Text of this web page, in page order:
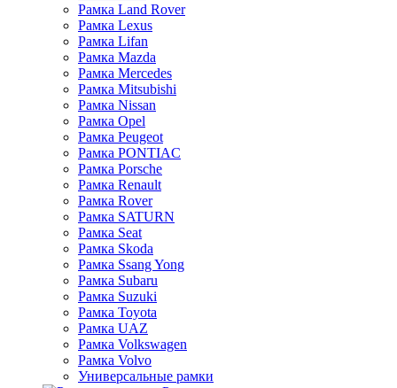
Рамка Land Rover
Рамка Lexus
Рамка Lifan
Рамка Mazda
Рамка Mercedes
Рамка Mitsubishi
Рамка Nissan
Рамка Opel
Рамка Peugeot
Рамка PONTIAC
Рамка Porsche
Рамка Renault
Рамка Rover
Рамка SATURN
Рамка Seat
Рамка Skoda
Рамка Ssang Yong
Рамка Subaru
Рамка Suzuki
Рамка Toyota
Рамка UAZ
Рамка Volkswagen
Рамка Volvo
Универсальные рамки